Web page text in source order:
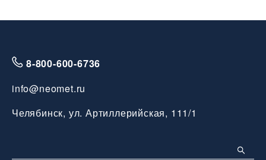
8-800-600-6736
info@neomet.ru
Челябинск, ул. Артиллерийская, 111/1